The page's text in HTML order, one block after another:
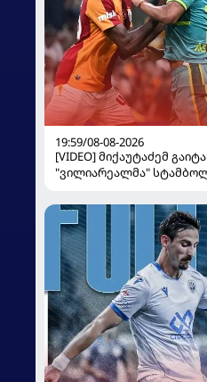
19:59/08-08-2026
[VIDEO] მიქაუტაძემ
"ვილიარეალმა"